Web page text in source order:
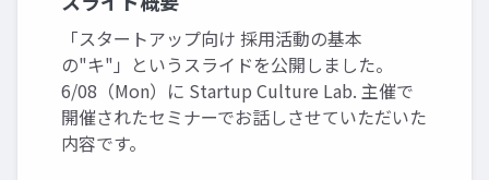
「スタートアップ向け 採用活動の基本
の"キ"」というスライドを公開しました。
6/08（Mon）に Startup Culture Lab. 主催で
開催されたセミナーでお話しさせていただいた
内容です。